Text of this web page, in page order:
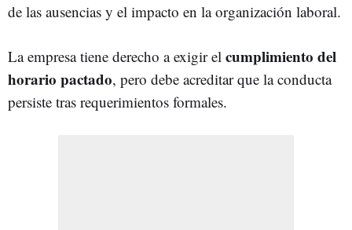
de las ausencias y el impacto en la organización laboral.
La empresa tiene derecho a exigir el cumplimiento del
horario pactado, pero debe acreditar que la conducta
persiste tras requerimientos formales.